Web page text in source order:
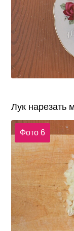
Лук нарезать
Фото 6